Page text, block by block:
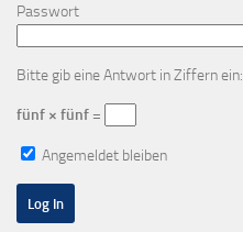
Passwort
Bitte gib eine Antwort in Ziffern ein:
fünf × fünf =
Angemeldet bleiben